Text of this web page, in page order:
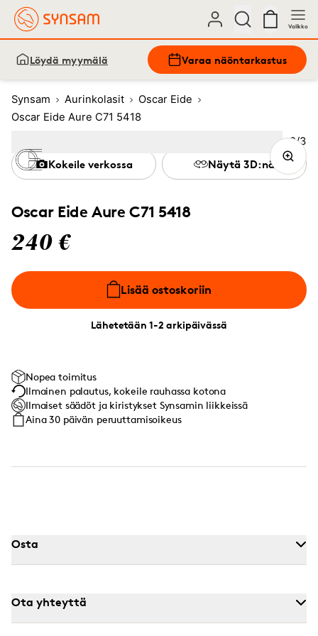
Valikko
Löydä myymälä Varaa näöntarkastus
Synsam Aurinkolasit
Oscar Eide
Oscar Eide Aure C71 5418
Oscar Eide Aure C71 5418
240 €
Lisää ostoskoriin
Lähetetään 1-2 arkipäivässä
Kokeile verkossa Näytä 3D:nä
Nopea toimitus
Ilmainen palautus, kokeile rauhassa kotona
Ilmaiset säädöt ja kiristykset Synsamin liikkeissä
Aina 30 päivän peruuttamisoikeus
Kuva
2/3
3
Osta
Ota yhteyttä